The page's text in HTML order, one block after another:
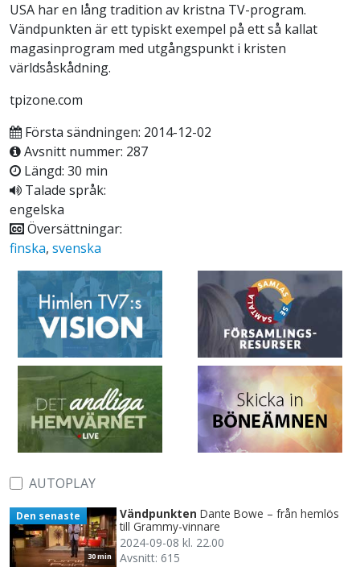
USA har en lång tradition av kristna TV-program.
Vändpunkten är ett typiskt exempel på ett så kallat
magasinprogram med utgångspunkt i kristen
världsåskådning.
tpizone.com
Första sändningen: 2014-12-02
Avsnitt nummer: 287
Längd: 30 min
Talade språk:
engelska
Översättningar:
finska, svenska
AUTOPLAY
30 min
Den senaste Vändpunkten Dante Bowe – från hemlös
till Grammy-vinnare
2024-09-08 kl. 22.00
Avsnitt: 615